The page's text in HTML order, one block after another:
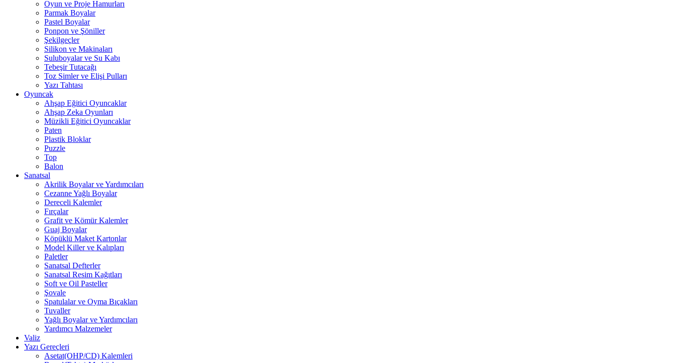
Oyun ve Proje Hamurları
Parmak Boyalar
Pastel Boyalar
Ponpon ve Şöniller
Şekilgeçler
Silikon ve Makinaları
Suluboyalar ve Su Kabı
Tebeşir Tutacağı
Toz Simler ve Elişi Pulları
Yazı Tahtası
Oyuncak
Ahşap Eğitici Oyuncaklar
Ahşap Zeka Oyunları
Müzikli Eğitici Oyuncaklar
Paten
Plastik Bloklar
Puzzle
Top
Balon
Sanatsal
Akrilik Boyalar ve Yardımcıları
Cezanne Yağlı Boyalar
Dereceli Kalemler
Fırçalar
Grafit ve Kömür Kalemler
Guaj Boyalar
Köpüklü Maket Kartonlar
Model Killer ve Kalıpları
Paletler
Sanatsal Defterler
Sanatsal Resim Kağıtları
Soft ve Oil Pasteller
Şovale
Spatulalar ve Oyma Bıçakları
Tuvaller
Yağlı Boyalar ve Yardımcıları
Yardımcı Malzemeler
Valiz
Yazı Gereçleri
Asetat(OHP/CD) Kalemleri